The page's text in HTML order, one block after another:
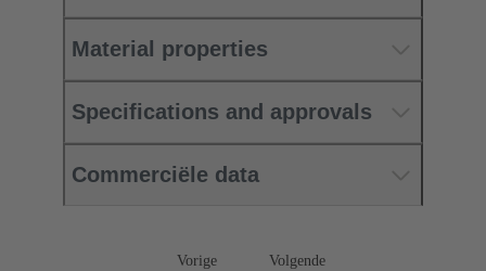
Material properties
Specifications and approvals
Commerciële data
Vorige Volgende